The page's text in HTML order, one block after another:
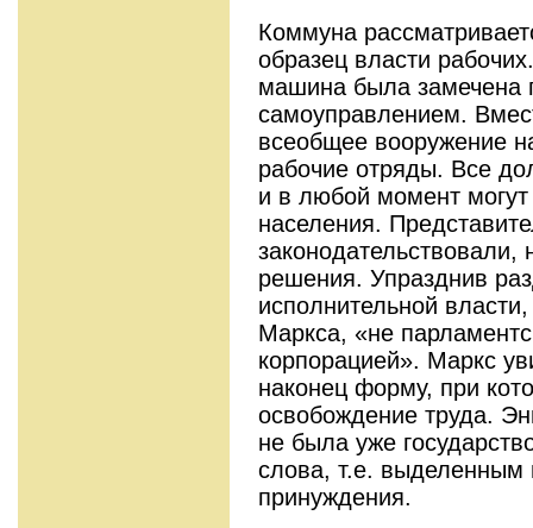
Коммуна
образец власти
машина была
самоуправлением.
всеобщее вооружение
рабочие отряды. Все
и в любой момент
населения.
решения. Упразднив
исполнительной
Маркса, «не
корпорацией». Маркс
наконец форму, при
освобождение труда.
не была уже
слова, т.е. выделенным
принуждения.